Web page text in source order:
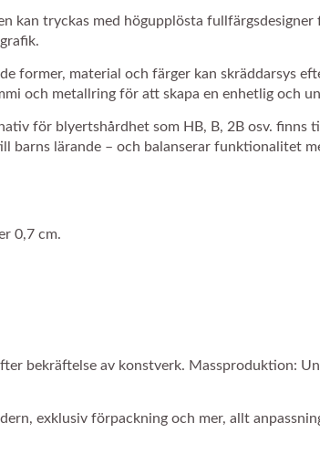
kan tryckas med högupplösta
former, material och färger kan skräddarsys
och metallring för att skapa en enhetlig och
för blyertshårdhet som HB, B, 2B osv. finns
barns lärande – och balanserar funktionalitet
0,7 cm.
bekräftelse av konstverk. Massproduktion:
exklusiv förpackning och mer, allt